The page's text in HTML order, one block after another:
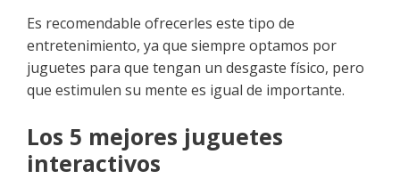
Es recomendable ofrecerles este tipo de
entretenimiento, ya que siempre optamos por
juguetes para que tengan un desgaste físico, pero
que estimulen su mente es igual de importante.
Los 5 mejores juguetes
interactivos